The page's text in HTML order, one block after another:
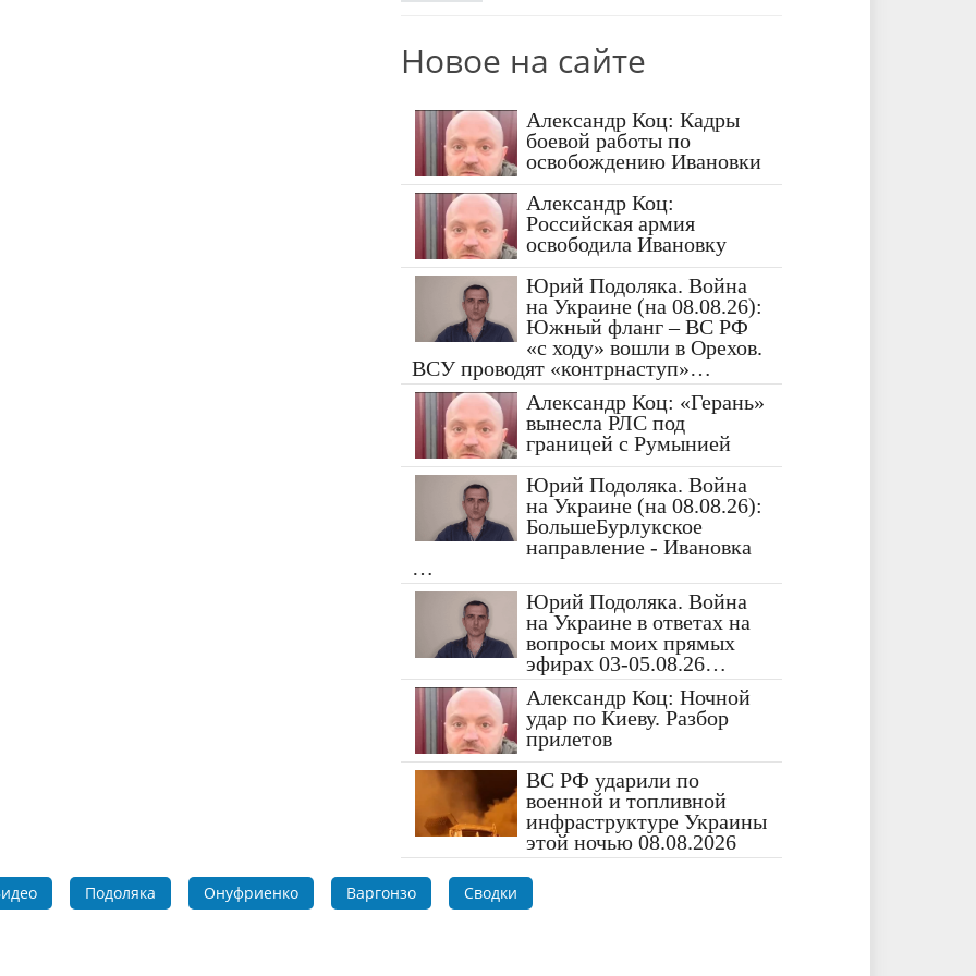
Новое на сайте
Александр Коц: Кадры
боевой работы по
освобождению Ивановки
Александр Коц:
Российская армия
освободила Ивановку
Юрий Подоляка. Война
на Украине (на 08.08.26):
Южный фланг – ВС РФ
«с ходу» вошли в Орехов.
ВСУ проводят «контрнаступ»…
Александр Коц: «Герань»
вынесла РЛС под
границей с Румынией
Юрий Подоляка. Война
на Украине (на 08.08.26):
БольшеБурлукское
направление - Ивановка
…
Юрий Подоляка. Война
на Украине в ответах на
вопросы моих прямых
эфирах 03-05.08.26…
Александр Коц: Ночной
удар по Киеву. Разбор
прилетов
ВС РФ ударили по
военной и топливной
инфраструктуре Украины
этой ночью 08.08.2026
Подоляка Онуфриенко Варгонзо Сводки